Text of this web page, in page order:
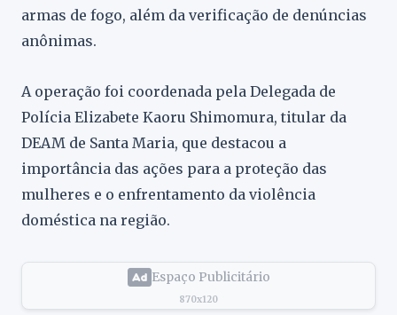
armas de fogo, além da verificação de denúncias
anônimas.
A operação foi coordenada pela Delegada de
Polícia Elizabete Kaoru Shimomura, titular da
DEAM de Santa Maria, que destacou a
importância das ações para a proteção das
mulheres e o enfrentamento da violência
doméstica na região.
Espaço Publicitário
870x120